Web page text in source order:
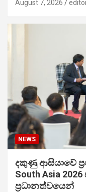
August 7, 2026
NEWS
දකුණු ආසියාවේ
South Asia
ප්‍රධානත්වයෙන්